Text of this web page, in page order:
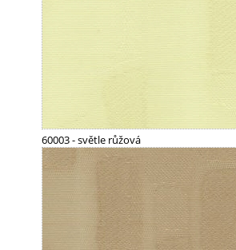
60003 - světle růžová